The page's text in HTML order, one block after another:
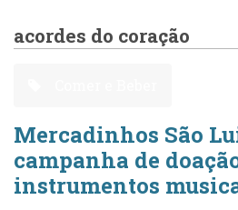
acordes do coração
Mercadinhos São
campanha de
instrumentos